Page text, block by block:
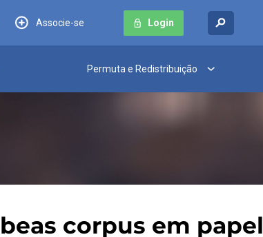
Associe-se Login
Permuta e Redistribuição
corpus em papel